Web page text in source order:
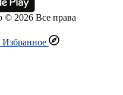
© 2026 Все права
Избранное